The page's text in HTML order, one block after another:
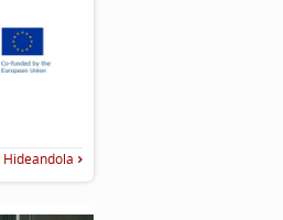
Hideandola